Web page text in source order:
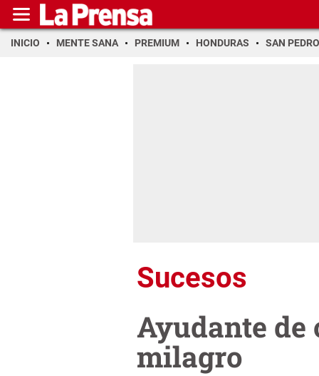
INICIO MENTE SANA PREMIUM HONDURAS SAN PEDRO
Sucesos
Ayudante de
milagro